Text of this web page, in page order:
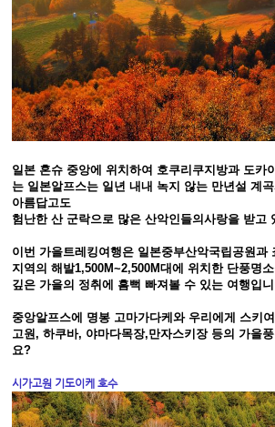
일본 혼슈 중앙에 위치하여 호쿠리쿠지방과 도카
는 일본알프스는 일년 내내 녹지 않는 만년설 계
아름답고도
험난한 산 군락으로 많은산악인들의사랑을 받고
이번 가을트레킹여행은 일본중부산악국립공원과
지역의 해발1,500M~2,500M대에 위치한 단풍명
깊은가을의 정취에 흠뻑 빠져볼 수 있는 여행입
중앙알프스에 명봉 고마가다케와 우리에게 스키
고원, 하쿠바, 야마다목장,만자스키장 등의 가을
요?
시가고원 기도이케 호수